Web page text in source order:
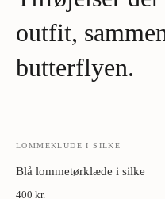
outfit,
butterflyen.
LOMMEKLUDE I SILKE
Blå lommetørklæde i silke
400 kr.